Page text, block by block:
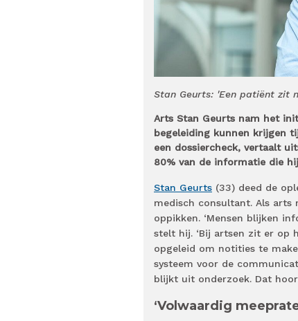
Stan Geurts: 'Een patiënt zit
Arts Stan Geurts nam het
begeleiding kunnen krijgen
een dossiercheck, vertaalt
80% van de informatie die
Stan Geurts (33) deed de
medisch consultant. Als
oppikken. ‘Mensen blijken
stelt hij. ‘Bij artsen zit er op
opgeleid om notities te
systeem voor de
blijkt uit onderzoek. Dat
‘Volwaardig